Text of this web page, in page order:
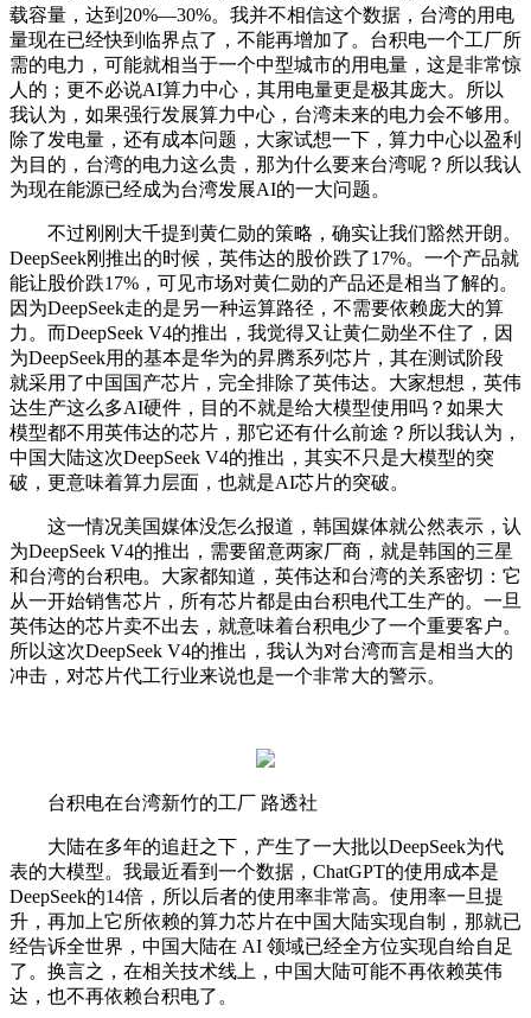
载容量，达到20%—30%。我并不相信这个数据，台湾的用电
量现在已经快到临界点了，不能再增加了。台积电一个工厂所
需的电力，可能就相当于一个中型城市的用电量，这是非常惊
人的；更不必说AI算力中心，其用电量更是极其庞大。所以
我认为，如果强行发展算力中心，台湾未来的电力会不够用。
除了发电量，还有成本问题，大家试想一下，算力中心以盈利
为目的，台湾的电力这么贵，那为什么要来台湾呢？所以我认
为现在能源已经成为台湾发展AI的一大问题。
不过刚刚大千提到黄仁勋的策略，确实让我们豁然开朗。
DeepSeek刚推出的时候，英伟达的股价跌了17%。一个产品就
能让股价跌17%，可见市场对黄仁勋的产品还是相当了解的。
因为DeepSeek走的是另一种运算路径，不需要依赖庞大的算
力。而DeepSeek V4的推出，我觉得又让黄仁勋坐不住了，因
为DeepSeek用的基本是华为的昇腾系列芯片，其在测试阶段
就采用了中国国产芯片，完全排除了英伟达。大家想想，英伟
达生产这么多AI硬件，目的不就是给大模型使用吗？如果大
模型都不用英伟达的芯片，那它还有什么前途？所以我认为，
中国大陆这次DeepSeek V4的推出，其实不只是大模型的突
破，更意味着算力层面，也就是AI芯片的突破。
这一情况美国媒体没怎么报道，韩国媒体就公然表示，认
为DeepSeek V4的推出，需要留意两家厂商，就是韩国的三星
和台湾的台积电。大家都知道，英伟达和台湾的关系密切：它
从一开始销售芯片，所有芯片都是由台积电代工生产的。一旦
英伟达的芯片卖不出去，就意味着台积电少了一个重要客户。
所以这次DeepSeek V4的推出，我认为对台湾而言是相当大的
冲击，对芯片代工行业来说也是一个非常大的警示。
台积电在台湾新竹的工厂 路透社
大陆在多年的追赶之下，产生了一大批以DeepSeek为代
表的大模型。我最近看到一个数据，ChatGPT的使用成本是
DeepSeek的14倍，所以后者的使用率非常高。使用率一旦提
升，再加上它所依赖的算力芯片在中国大陆实现自制，那就已
经告诉全世界，中国大陆在 AI 领域已经全方位实现自给自足
了。换言之，在相关技术线上，中国大陆可能不再依赖英伟
达，也不再依赖台积电了。